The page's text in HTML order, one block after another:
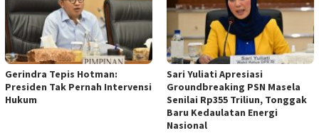
Gerindra Tepis Hotman:
Presiden Tak Pernah Intervensi
Hukum
Sari Yuliati Apresiasi
Groundbreaking PSN Masela
Senilai Rp355 Triliun, Tonggak
Baru Kedaulatan Energi
Nasional